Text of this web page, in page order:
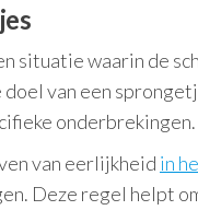
situatie waarin de
van een
onderbrekingen.
van eerlijkheid in
Deze regel helpt